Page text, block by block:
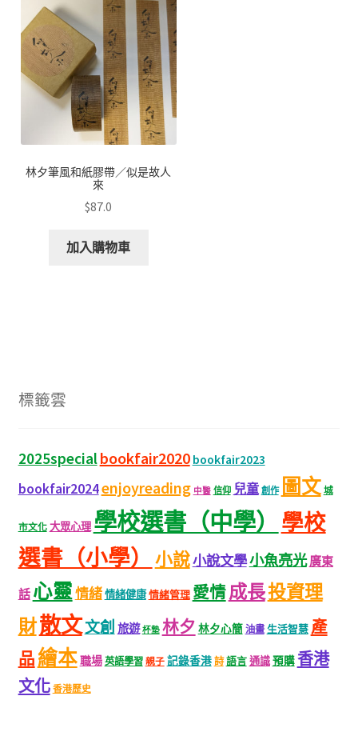
林夕筆風和紙膠帶／似是故人
來
$87.0
加入購物車
標籤雲
2025specialbookfair2020 bookfair2023
bookfair2024enjoyreading 中醫 信仰 兒童 創作 圖文 城
市文化 大眾心理 學校選書（中學）
學校
選書（小學）
小說小說文學小魚亮光 廣東
話 心靈情緒情緒健康情緒管理 愛情成長投資理
財散文文創 旅遊 杯墊 林夕 林夕心簡 油畫 生活智慧 產
品繪本職場 英語學習 親子 記錄香港 詩 語言通識預購香港
文化 香港歷史